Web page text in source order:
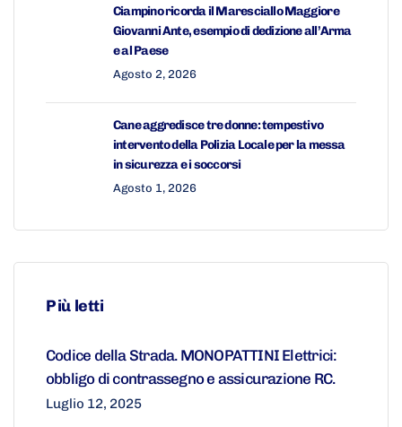
Ciampino ricorda il Maresciallo Maggiore
Giovanni Ante, esempio di dedizione all’Arma
e al Paese
Agosto 2, 2026
Cane aggredisce tre donne: tempestivo
intervento della Polizia Locale per la messa
in sicurezza e i soccorsi
Agosto 1, 2026
Più letti
Codice della Strada. MONOPATTINI Elettrici:
obbligo di contrassegno e assicurazione RC.
Luglio 12, 2025